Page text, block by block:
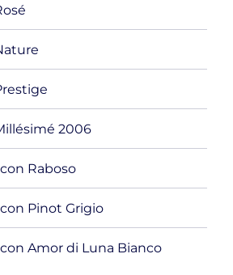
2006
Raboso
Pinot Grigio
Amor di Luna Bianco